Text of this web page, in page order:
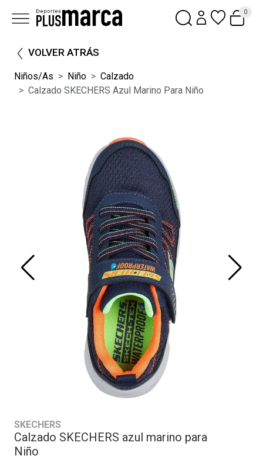
0
VOLVER ATRÁS
Niños/as Niño
Calzado
Calzado SKECHERS Azul Marino Para Niño
SKECHERS
Calzado SKECHERS azul marino para
Niño